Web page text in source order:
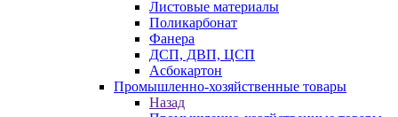
Листовые материалы
Поликарбонат
Фанера
ДСП, ДВП, ЦСП
Асбокартон
Промышленно-хозяйственные товары
Назад